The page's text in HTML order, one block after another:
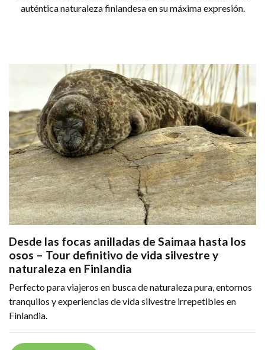
auténtica naturaleza finlandesa en su máxima expresión.
Desde las focas anilladas de Saimaa hasta los
osos – Tour definitivo de vida silvestre y
naturaleza en Finlandia
Perfecto para viajeros en busca de naturaleza pura, entornos
tranquilos y experiencias de vida silvestre irrepetibles en
Finlandia.